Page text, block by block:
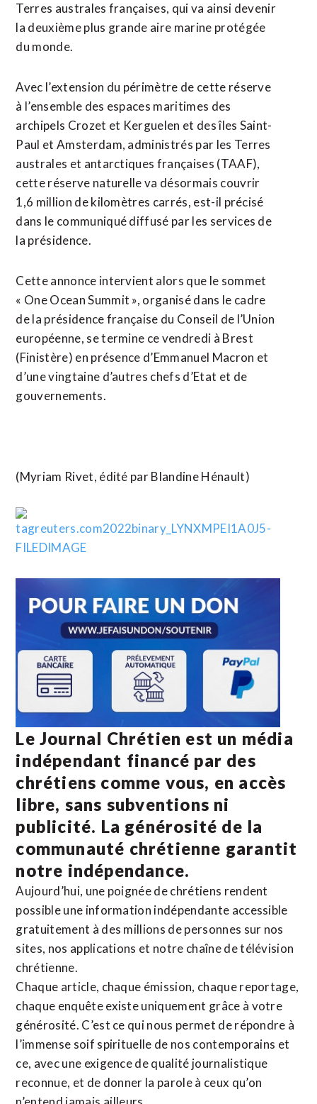
Terres australes françaises, qui va ainsi devenir
la deuxième plus grande aire marine protégée
du monde.
Avec l’extension du périmètre de cette réserve
à l’ensemble des espaces maritimes des
archipels Crozet et Kerguelen et des îles Saint-
Paul et Amsterdam, administrés par les Terres
australes et antarctiques françaises (TAAF),
cette réserve naturelle va désormais couvrir
1,6 million de kilomètres carrés, est-il précisé
dans le communiqué diffusé par les services de
la présidence.
Cette annonce intervient alors que le sommet
« One Ocean Summit », organisé dans le cadre
de la présidence française du Conseil de l’Union
européenne, se termine ce vendredi à Brest
(Finistère) en présence d’Emmanuel Macron et
d’une vingtaine d’autres chefs d’Etat et de
gouvernements.
(Myriam Rivet, édité par Blandine Hénault)
Le Journal Chrétien est un média
indépendant financé par des
chrétiens comme vous, en accès
libre, sans subventions ni
publicité. La générosité de la
communauté chrétienne garantit
notre indépendance.
Aujourd’hui, une poignée de chrétiens rendent
possible une information indépendante accessible
gratuitement à des millions de personnes sur nos
sites, nos applications et notre chaîne de télévision
chrétienne.
Chaque article, chaque émission, chaque reportage,
chaque enquête existe uniquement grâce à votre
générosité. C’est ce qui nous permet de répondre à
l’immense soif spirituelle de nos contemporains et
ce, avec une exigence de qualité journalistique
reconnue, et de donner la parole à ceux qu’on